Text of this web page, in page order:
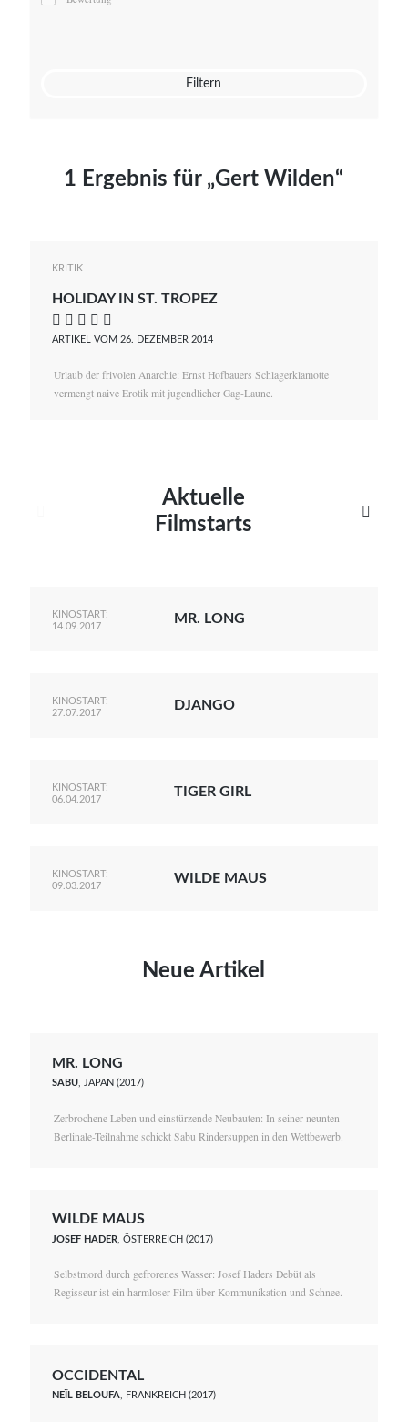
Mato von Vogelstein
Filtern
1 Ergebnis für „Gert Wilden“
KRITIK
HOLIDAY IN ST. TROPEZ
    
ARTIKEL VOM 26. DEZEMBER 2014
Urlaub der frivolen Anarchie: Ernst Hofbauers Schlagerklamotte
vermengt naive Erotik mit jugendlicher Gag-Laune.
Aktuelle
Filmstarts

KINOSTART:
14.09.2017
MR. LONG
KINOSTART:
27.07.2017
DJANGO
KINOSTART:
06.04.2017
TIGER GIRL
KINOSTART:
09.03.2017
WILDE MAUS
Neue Artikel
MR. LONG
SABU, JAPAN (2017)
Zerbrochene Leben und einstürzende Neubauten: In seiner neunten
Berlinale-Teilnahme schickt Sabu Rindersuppen in den Wettbewerb.
WILDE MAUS
JOSEF HADER , ÖSTERREICH (2017)
Selbstmord durch gefrorenes Wasser: Josef Haders Debüt als
Regisseur ist ein harmloser Film über Kommunikation und Schnee.
OCCIDENTAL
NEÏL BELOUFA , FRANKREICH (2017)